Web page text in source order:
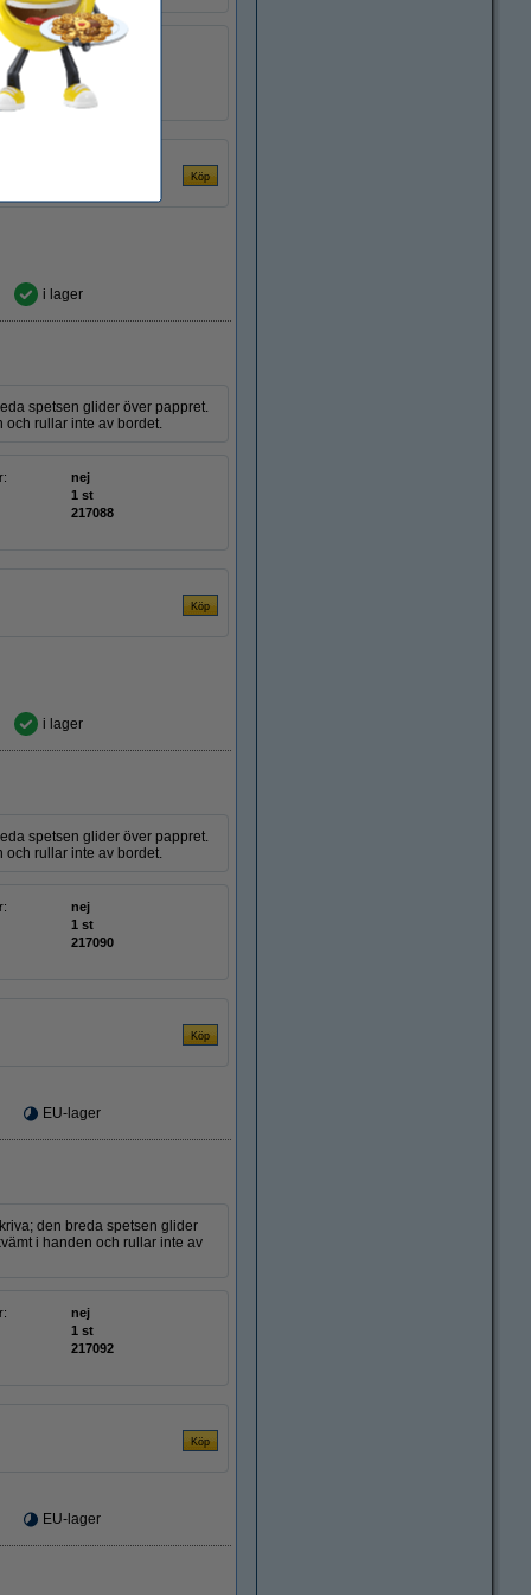
nej
1 st
217084
i lager
spetsen glider över pappret.
och rullar inte av bordet.
nej
1 st
217088
i lager
spetsen glider över pappret.
och rullar inte av bordet.
nej
1 st
217090
EU-lager
den breda spetsen glider
i handen och rullar inte av
nej
1 st
217092
EU-lager